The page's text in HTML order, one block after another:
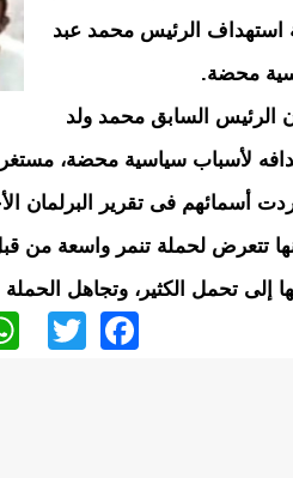
استهداف الرئيس محمد عبد
محضة.
الرئيس السابق محمد ولد
لأسباب سياسية محضة،
تتعرض لحملة تنمر واسعة من
إلى تحمل الكثير، وتجاهل